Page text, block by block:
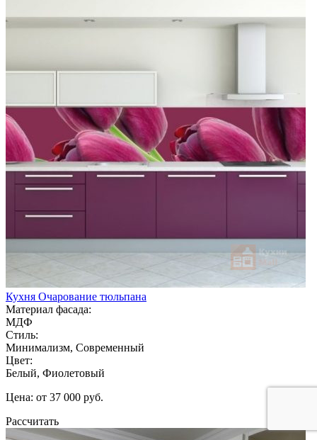
Кухня Очарование тюльпана
Материал фасада:
МДФ
Стиль:
Минимализм, Современный
Цвет:
Белый, Фиолетовый
Цена: от 37 000 руб.
Рассчитать